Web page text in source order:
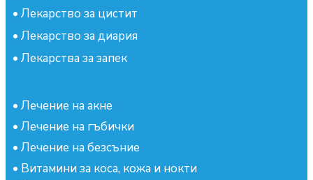
• Лекарство за цистит
• Лекарство за диария
• Лекарства за запек
• Лечение на акне
• Лечение на гъбички
• Лечение на безсъние
• Витамини за коса, кожа и нокти